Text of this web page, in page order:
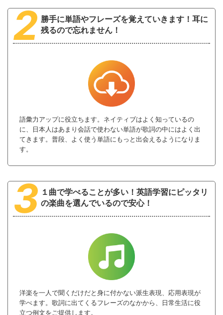
2 勝手に単語やフレーズを覚えていきます！ 耳に
残るので忘れません！
語彙力アップに役立ちます。ネイティブはよく知っているの
に、日本人はあまり会話で使わない単語が歌詞の中にはよく出
てきます。普段、よく使う単語にもっと出会えるようになりま
す。
3 １曲で学べることが多い！ 英語学習にピッタリ
の楽曲を選んでいるので安心！
洋楽を一人で聞くだけだと身に付かない派生表現、応用表現が
学べます。歌詞に出てくるフレーズのなかから、日常生活に役
立つ例文をご提供します。